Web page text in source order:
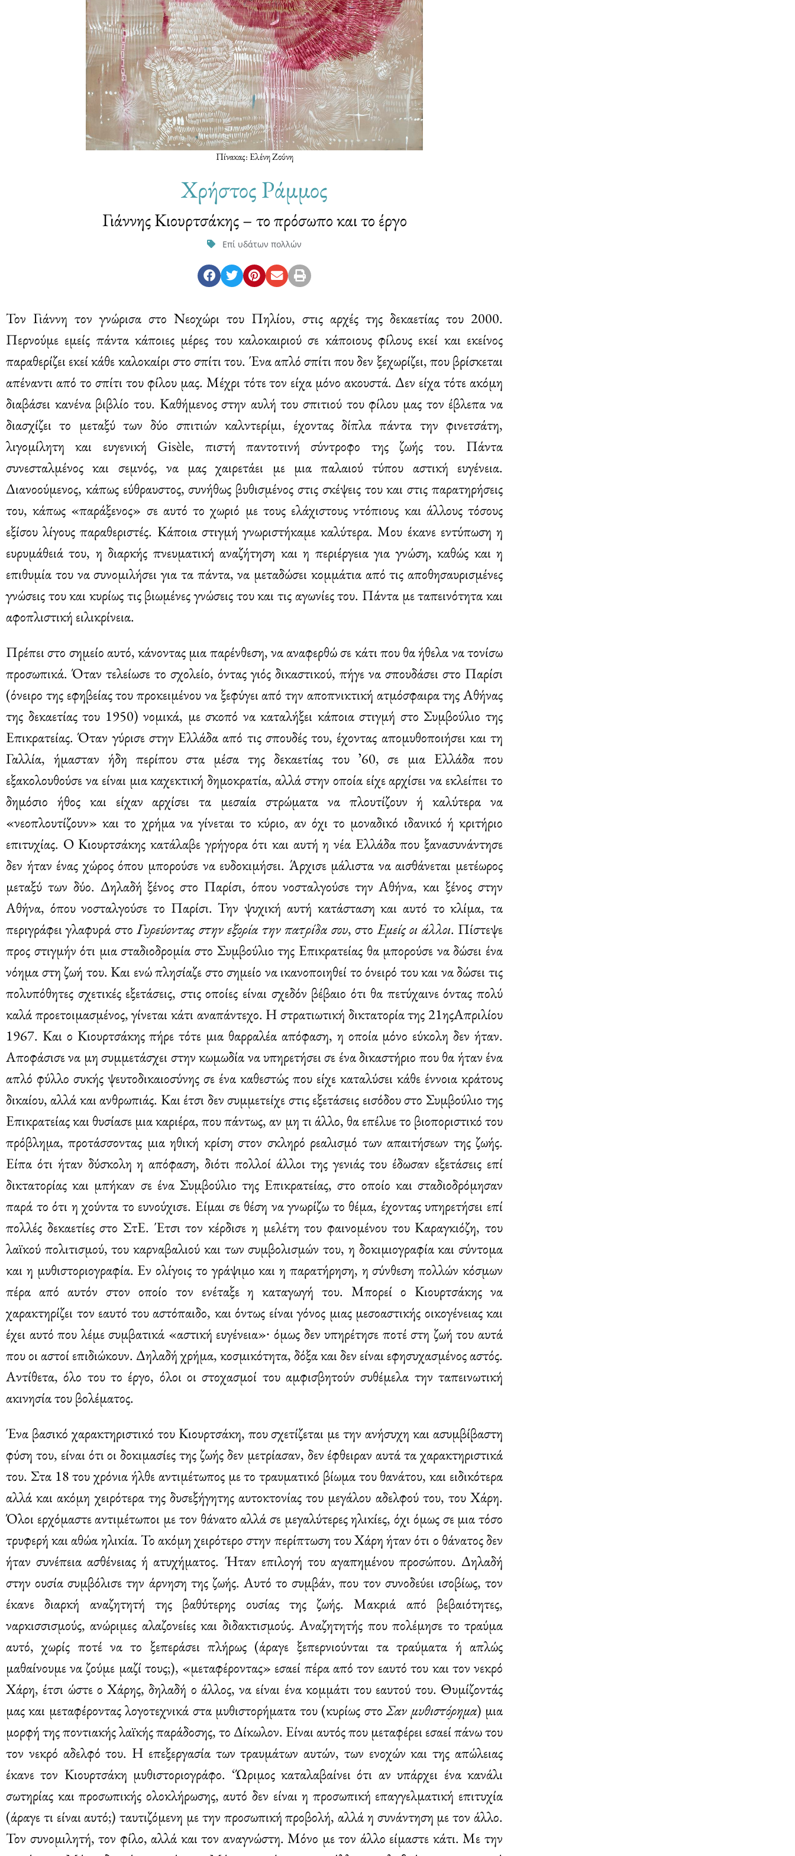
Πίνακας: Ελένη Ζούνη
Χρήστος Ράμμος
Γιάννης Κιουρτσάκης – το πρόσωπο και το έργο
Επί υδάτων πολλών
Τον Γιάννη τον γνώρισα στο Νεοχώρι του Πηλίου, στις αρχές της δεκαετίας του 2000.
Περνούμε εμείς πάντα κάποιες μέρες του καλοκαιριού σε κάποιους φίλους εκεί και εκείνος
παραθερίζει εκεί κάθε καλοκαίρι στο σπίτι του. Ένα απλό σπίτι που δεν ξεχωρίζει, που βρίσκεται
απέναντι από το σπίτι του φίλου μας. Μέχρι τότε τον είχα μόνο ακουστά. Δεν είχα τότε ακόμη
διαβάσει κανένα βιβλίο του. Καθήμενος στην αυλή του σπιτιού του φίλου μας τον έβλεπα να
διασχίζει το μεταξύ των δύο σπιτιών καλντερίμι, έχοντας δίπλα πάντα την φινετσάτη,
λιγομίλητη και ευγενική Gisèle, πιστή παντοτινή σύντροφο της ζωής του. Πάντα
συνεσταλμένος και σεμνός, να μας χαιρετάει με μια παλαιού τύπου αστική ευγένεια.
Διανοούμενος, κάπως εύθραυστος, συνήθως βυθισμένος στις σκέψεις του και στις παρατηρήσεις
του, κάπως «παράξενος» σε αυτό το χωριό με τους ελάχιστους ντόπιους και άλλους τόσους
εξίσου λίγους παραθεριστές. Κάποια στιγμή γνωριστήκαμε καλύτερα. Μου έκανε εντύπωση η
ευρυμάθειά του, η διαρκής πνευματική αναζήτηση και η περιέργεια για γνώση, καθώς και η
επιθυμία του να συνομιλήσει για τα πάντα, να μεταδώσει κομμάτια από τις αποθησαυρισμένες
γνώσεις του και κυρίως τις βιωμένες γνώσεις του και τις αγωνίες του. Πάντα με ταπεινότητα και
αφοπλιστική ειλικρίνεια.
Πρέπει στο σημείο αυτό, κάνοντας μια παρένθεση, να αναφερθώ σε κάτι που θα ήθελα να τονίσω
προσωπικά. Όταν τελείωσε το σχολείο, όντας γιός δικαστικού, πήγε να σπουδάσει στο Παρίσι
(όνειρο της εφηβείας του προκειμένου να ξεφύγει από την αποπνικτική ατμόσφαιρα της Αθήνας
της δεκαετίας του 1950) νομικά, με σκοπό να καταλήξει κάποια στιγμή στο Συμβούλιο της
Επικρατείας. Όταν γύρισε στην Ελλάδα από τις σπουδές του, έχοντας απομυθοποιήσει και τη
Γαλλία, ήμασταν ήδη περίπου στα μέσα της δεκαετίας του ʼ60, σε μια Ελλάδα που
εξακολουθούσε να είναι μια καχεκτική δημοκρατία, αλλά στην οποία είχε αρχίσει να εκλείπει το
δημόσιο ήθος και είχαν αρχίσει τα μεσαία στρώματα να πλουτίζουν ή καλύτερα να
«νεοπλουτίζουν» και το χρήμα να γίνεται το κύριο, αν όχι το μοναδικό ιδανικό ή κριτήριο
επιτυχίας. Ο Κιουρτσάκης κατάλαβε γρήγορα ότι και αυτή η νέα Ελλάδα που ξανασυνάντησε
δεν ήταν ένας χώρος όπου μπορούσε να ευδοκιμήσει. Άρχισε μάλιστα να αισθάνεται μετέωρος
μεταξύ των δύο. Δηλαδή ξένος στο Παρίσι, όπου νοσταλγούσε την Αθήνα, και ξένος στην
Αθήνα, όπου νοσταλγούσε το Παρίσι. Την ψυχική αυτή κατάσταση και αυτό το κλίμα, τα
περιγράφει γλαφυρά στοΓυρεύοντας στην εξορία την πατρίδα σου, στοΕμείς οι άλλοι. Πίστεψε
προς στιγμήν ότι μια σταδιοδρομία στο Συμβούλιο της Επικρατείας θα μπορούσε να δώσει ένα
νόημα στη ζωή του. Και ενώ πλησίαζε στο σημείο να ικανοποιηθεί το όνειρό του και να δώσει τις
πολυπόθητες σχετικές εξετάσεις, στις οποίες είναι σχεδόν βέβαιο ότι θα πετύχαινε όντας πολύ
καλά προετοιμασμένος, γίνεται κάτι αναπάντεχο. Η στρατιωτική δικτατορία της 21ηςΑπριλίου
1967. Και ο Κιουρτσάκης πήρε τότε μια θαρραλέα απόφαση, η οποία μόνο εύκολη δεν ήταν.
Αποφάσισε να μη συμμετάσχει στην κωμωδία να υπηρετήσει σε ένα δικαστήριο που θα ήταν ένα
απλό φύλλο συκής ψευτοδικαιοσύνης σε ένα καθεστώς που είχε καταλύσει κάθε έννοια κράτους
δικαίου, αλλά και ανθρωπιάς. Και έτσι δεν συμμετείχε στις εξετάσεις εισόδου στο Συμβούλιο της
Επικρατείας και θυσίασε μια καριέρα, που πάντως, αν μη τι άλλο, θα επέλυε το βιοποριστικό του
πρόβλημα, προτάσσοντας μια ηθική κρίση στον σκληρό ρεαλισμό των απαιτήσεων της ζωής.
Είπα ότι ήταν δύσκολη η απόφαση, διότι πολλοί άλλοι της γενιάς του έδωσαν εξετάσεις επί
δικτατορίας και μπήκαν σε ένα Συμβούλιο της Επικρατείας, στο οποίο και σταδιοδρόμησαν
παρά το ότι η χούντα το ευνούχισε. Είμαι σε θέση να γνωρίζω το θέμα, έχοντας υπηρετήσει επί
πολλές δεκαετίες στο ΣτΕ. Έτσι τον κέρδισε η μελέτη του φαινομένου του Καραγκιόζη, του
λαϊκού πολιτισμού, του καρναβαλιού και των συμβολισμών του, η δοκιμιογραφία και σύντομα
και η μυθιστοριογραφία. Εν ολίγοις το γράψιμο και η παρατήρηση, η σύνθεση πολλών κόσμων
πέρα από αυτόν στον οποίο τον ενέταξε η καταγωγή του. Μπορεί ο Κιουρτσάκης να
χαρακτηρίζει τον εαυτό του αστόπαιδο, και όντως είναι γόνος μιας μεσοαστικής οικογένειας και
έχει αυτό που λέμε συμβατικά «αστική ευγένεια»∙ όμως δεν υπηρέτησε ποτέ στη ζωή του αυτά
που οι αστοί επιδιώκουν. Δηλαδή χρήμα, κοσμικότητα, δόξα και δεν είναι εφησυχασμένος αστός.
Αντίθετα, όλο του το έργο, όλοι οι στοχασμοί του αμφισβητούν συθέμελα την ταπεινωτική
ακινησία του βολέματος.
Ένα βασικό χαρακτηριστικό του Κιουρτσάκη, που σχετίζεται με την ανήσυχη και ασυμβίβαστη
φύση του, είναι ότι οι δοκιμασίες της ζωής δεν μετρίασαν, δεν έφθειραν αυτά τα χαρακτηριστικά
του. Στα 18 του χρόνια ήλθε αντιμέτωπος με το τραυματικό βίωμα του θανάτου, και ειδικότερα
αλλά και ακόμη χειρότερα της δυσεξήγητης αυτοκτονίας του μεγάλου αδελφού του, του Χάρη.
Όλοι ερχόμαστε αντιμέτωποι με τον θάνατο αλλά σε μεγαλύτερες ηλικίες, όχι όμως σε μια τόσο
τρυφερή και αθώα ηλικία. Το ακόμη χειρότερο στην περίπτωση του Χάρη ήταν ότι ο θάνατος δεν
ήταν συνέπεια ασθένειας ή ατυχήματος. Ήταν επιλογή του αγαπημένου προσώπου. Δηλαδή
στην ουσία συμβόλισε την άρνηση της ζωής. Αυτό το συμβάν, που τον συνοδεύει ισοβίως, τον
έκανε διαρκή αναζητητή της βαθύτερης ουσίας της ζωής. Μακριά από βεβαιότητες,
ναρκισσισμούς, ανώριμες αλαζονείες και διδακτισμούς. Αναζητητής που πολέμησε το τραύμα
αυτό, χωρίς ποτέ να το ξεπεράσει πλήρως (άραγε ξεπερνιούνται τα τραύματα ή απλώς
μαθαίνουμε να ζούμε μαζί τους;), «μεταφέροντας» εσαεί πέρα από τον εαυτό του και τον νεκρό
Χάρη, έτσι ώστε ο Χάρης, δηλαδή ο άλλος, να είναι ένα κομμάτι του εαυτού του. Θυμίζοντάς
μας και μεταφέροντας λογοτεχνικά στα μυθιστορήματα του (κυρίως στοΣαν μυθιστόρημα) μια
μορφή της ποντιακής λαϊκής παράδοσης, το Δίκωλον. Είναι αυτός που μεταφέρει εσαεί πάνω του
τον νεκρό αδελφό του. Η επεξεργασία των τραυμάτων αυτών, των ενοχών και της απώλειας
έκανε τον Κιουρτσάκη μυθιστοριογράφο. ‘Ώριμος καταλαβαίνει ότι αν υπάρχει ένα κανάλι
σωτηρίας και προσωπικής ολοκλήρωσης, αυτό δεν είναι η προσωπική επαγγελματική επιτυχία
(άραγε τι είναι αυτό;) ταυτιζόμενη με την προσωπική προβολή, αλλά η συνάντηση με τον άλλο.
Τον συνομιλητή, τον φίλο, αλλά και τον αναγνώστη. Μόνο με τον άλλο είμαστε κάτι. Με την